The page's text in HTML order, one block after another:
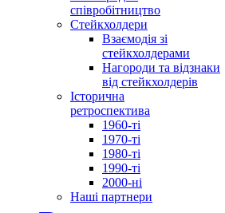
співробітництво
Стейкхолдери
Взаємодія зі
стейкхолдерами
Нагороди та відзнаки
від стейкхолдерів
Історична
ретроспектива
1960-ті
1970-ті
1980-ті
1990-ті
2000-ні
Наші партнери